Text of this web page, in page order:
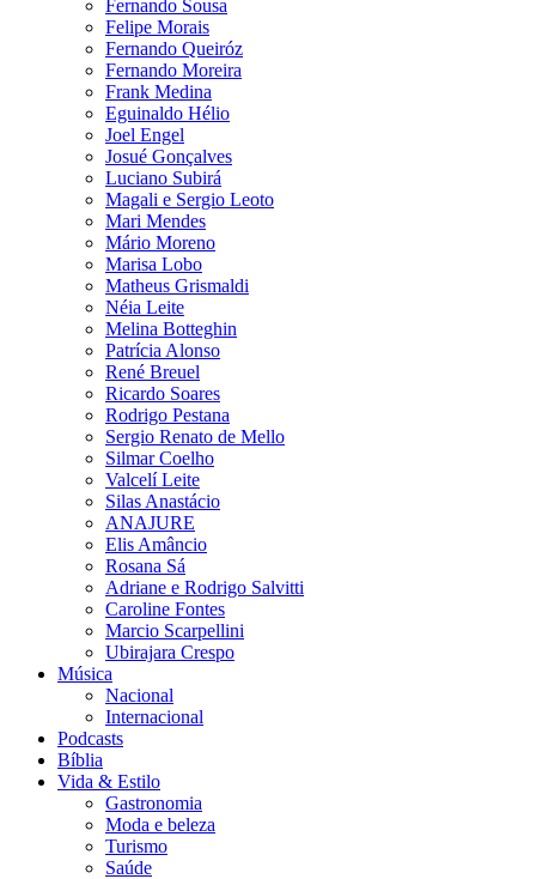
Fernando Sousa
Felipe Morais
Fernando Queiróz
Fernando Moreira
Frank Medina
Eguinaldo Hélio
Joel Engel
Josué Gonçalves
Luciano Subirá
Magali e Sergio Leoto
Mari Mendes
Mário Moreno
Marisa Lobo
Matheus Grismaldi
Néia Leite
Melina Botteghin
Patrícia Alonso
René Breuel
Ricardo Soares
Rodrigo Pestana
Sergio Renato de Mello
Silmar Coelho
Valcelí Leite
Silas Anastácio
ANAJURE
Elis Amâncio
Rosana Sá
Adriane e Rodrigo Salvitti
Caroline Fontes
Marcio Scarpellini
Ubirajara Crespo
Música
Nacional
Internacional
Podcasts
Bíblia
Vida & Estilo
Gastronomia
Moda e beleza
Turismo
Saúde